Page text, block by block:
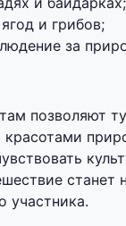
и грибов;
за
позволяют
красотами
станет
участника.